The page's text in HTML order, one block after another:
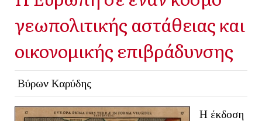
γεωπολιτικής αστάθειας και
οικονομικής επιβράδυνσης
Βύρων Καρύδης
Η έκδοση